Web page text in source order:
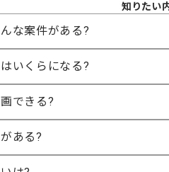
アプリケーションをフルスクラッチ
人数
開始日
2026/05/12
知りたい
な案件がある?
いくらになる?
できる?
ある?